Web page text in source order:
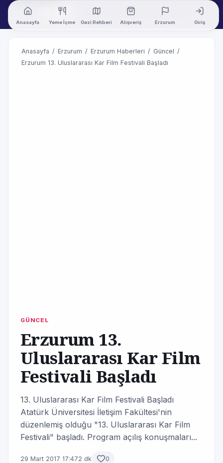
Anasayfa Yeme İçme Gezi Rehberi Alışveriş Erzurum Giriş
Anasayfa / Erzurum / Erzurum Haberleri / Güncel /
Erzurum 13. Uluslararası Kar Film Festivali Başladı
GÜNCEL
Erzurum 13.
Uluslararası Kar Film
Festivali Başladı
13. Uluslararası Kar Film Festivali Başladı
Atatürk Üniversitesi İletişim Fakültesi'nin
düzenlemiş olduğu "13. Uluslararası Kar Film
Festivali" başladı. Program açılış konuşmaları...
29 Mart 2017 17:472 dk 0